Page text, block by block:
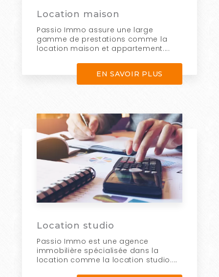
Location maison
Passio Immo assure une large
gamme de prestations comme la
location maison et appartement....
EN SAVOIR PLUS
Location studio
Passio Immo est une agence
immobilière spécialisée dans la
location comme la location studio....